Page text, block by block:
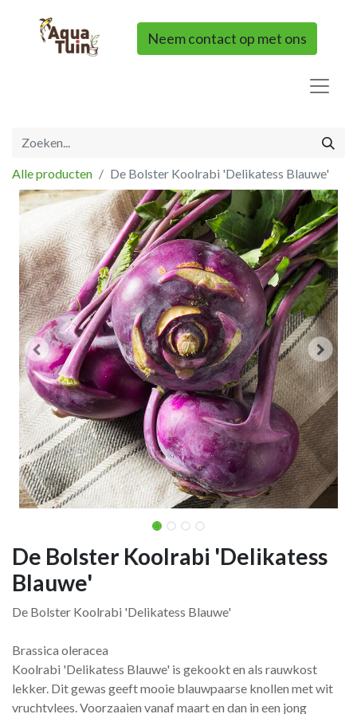
Neem contact op met ons
Alle producten De Bolster Koolrabi 'Delikatess Blauwe'
De Bolster Koolrabi 'Delikatess
Blauwe'
De Bolster Koolrabi 'Delikatess Blauwe'
Brassica oleracea
Koolrabi 'Delikatess Blauwe' is gekookt en als rauwkost
lekker. Dit gewas geeft mooie blauwpaarse knollen met wit
vruchtvlees. Voorzaaien vanaf maart en dan in een jong